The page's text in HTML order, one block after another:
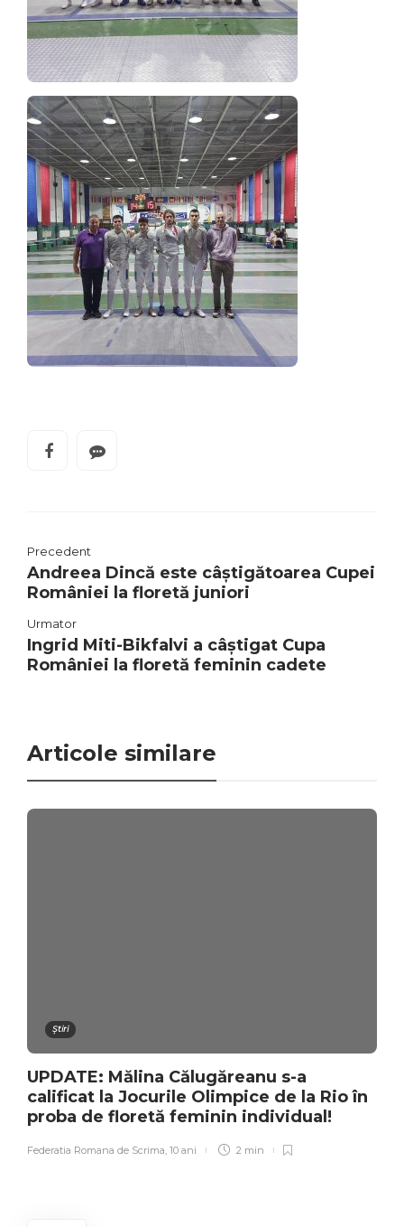
Precedent
Andreea Dincă este câștigătoarea Cupei
României la floretă juniori
Urmator
Ingrid Miti-Bikfalvi a câștigat Cupa
României la floretă feminin cadete
Articole similare
Știri
UPDATE: Mălina Călugăreanu s-a
calificat la Jocurile Olimpice de la Rio în
proba de floretă feminin individual!
Federatia Romana de Scrima, 10 ani 2 min